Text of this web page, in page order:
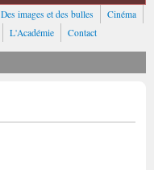
Des images et des bulles
Cinéma
L'Académie Contact